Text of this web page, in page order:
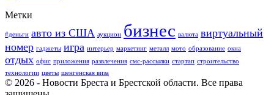
Метки
#деньги авто из США аукцион бизнес валюта виртуальный
номер гаджеты игра интерьер маркетинг металл мото образование окна
отдых офис приложения развлечения смс-рассылки стартап строительство
технологии цветы шенгенская виза
© 2026 - Новости Бреста и Брестской области. Все права